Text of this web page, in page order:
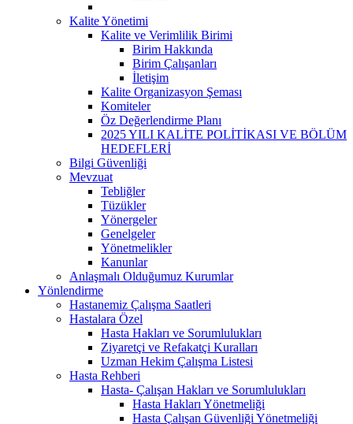
Kalite Yönetimi
Kalite ve Verimlilik Birimi
Birim Hakkında
Birim Çalışanları
İletişim
Kalite Organizasyon Şeması
Komiteler
Öz Değerlendirme Planı
2025 YILI KALİTE POLİTİKASI VE BÖLÜM
HEDEFLERİ
Bilgi Güvenliği
Mevzuat
Tebliğler
Tüzükler
Yönergeler
Genelgeler
Yönetmelikler
Kanunlar
Anlaşmalı Olduğumuz Kurumlar
Yönlendirme
Hastanemiz Çalışma Saatleri
Hastalara Özel
Hasta Hakları ve Sorumlulukları
Ziyaretçi ve Refakatçi Kuralları
Uzman Hekim Çalışma Listesi
Hasta Rehberi
Hasta- Çalışan Hakları ve Sorumlulukları
Hasta Hakları Yönetmeliği
Hasta Çalışan Güvenliği Yönetmeliği